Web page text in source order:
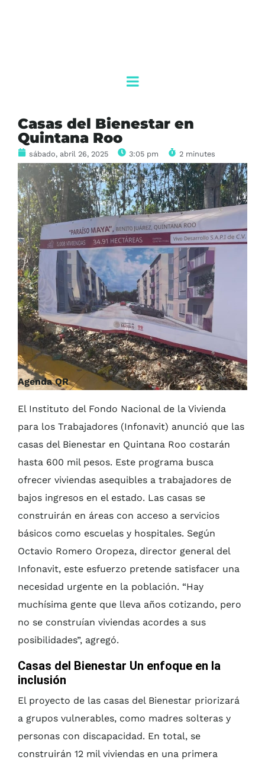
Casas del Bienestar en
Quintana Roo
sábado, abril 26, 2025 3:05 pm 2 minutes
Agenda QR
El Instituto del Fondo Nacional de la Vivienda
para los Trabajadores (Infonavit) anunció que las
casas del Bienestar en Quintana Roo costarán
hasta 600 mil pesos. Este programa busca
ofrecer viviendas asequibles a trabajadores de
bajos ingresos en el estado. Las casas se
construirán en áreas con acceso a servicios
básicos como escuelas y hospitales. Según
Octavio Romero Oropeza, director general del
Infonavit, este esfuerzo pretende satisfacer una
necesidad urgente en la población. “Hay
muchísima gente que lleva años cotizando, pero
no se construían viviendas acordes a sus
posibilidades”, agregó.
Casas del Bienestar Un enfoque en la
inclusión
El proyecto de las casas del Bienestar priorizará
a grupos vulnerables, como madres solteras y
personas con discapacidad. En total, se
construirán 12 mil viviendas en una primera